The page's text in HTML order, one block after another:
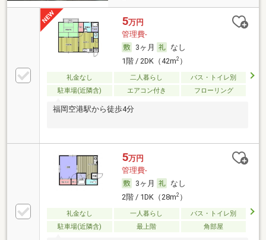
5万円
管理費-
3ヶ月
なし
1階 / 2DK（42m2）
礼金なし 二人暮らし
バス・トイレ別
駐車場(近隣含)
エアコン付き フローリング
福岡空港駅から徒歩4分
5万円
管理費-
3ヶ月
なし
2階 / 1DK（28m2）
礼金なし 一人暮らし
バス・トイレ別
駐車場(近隣含)
最上階 角部屋